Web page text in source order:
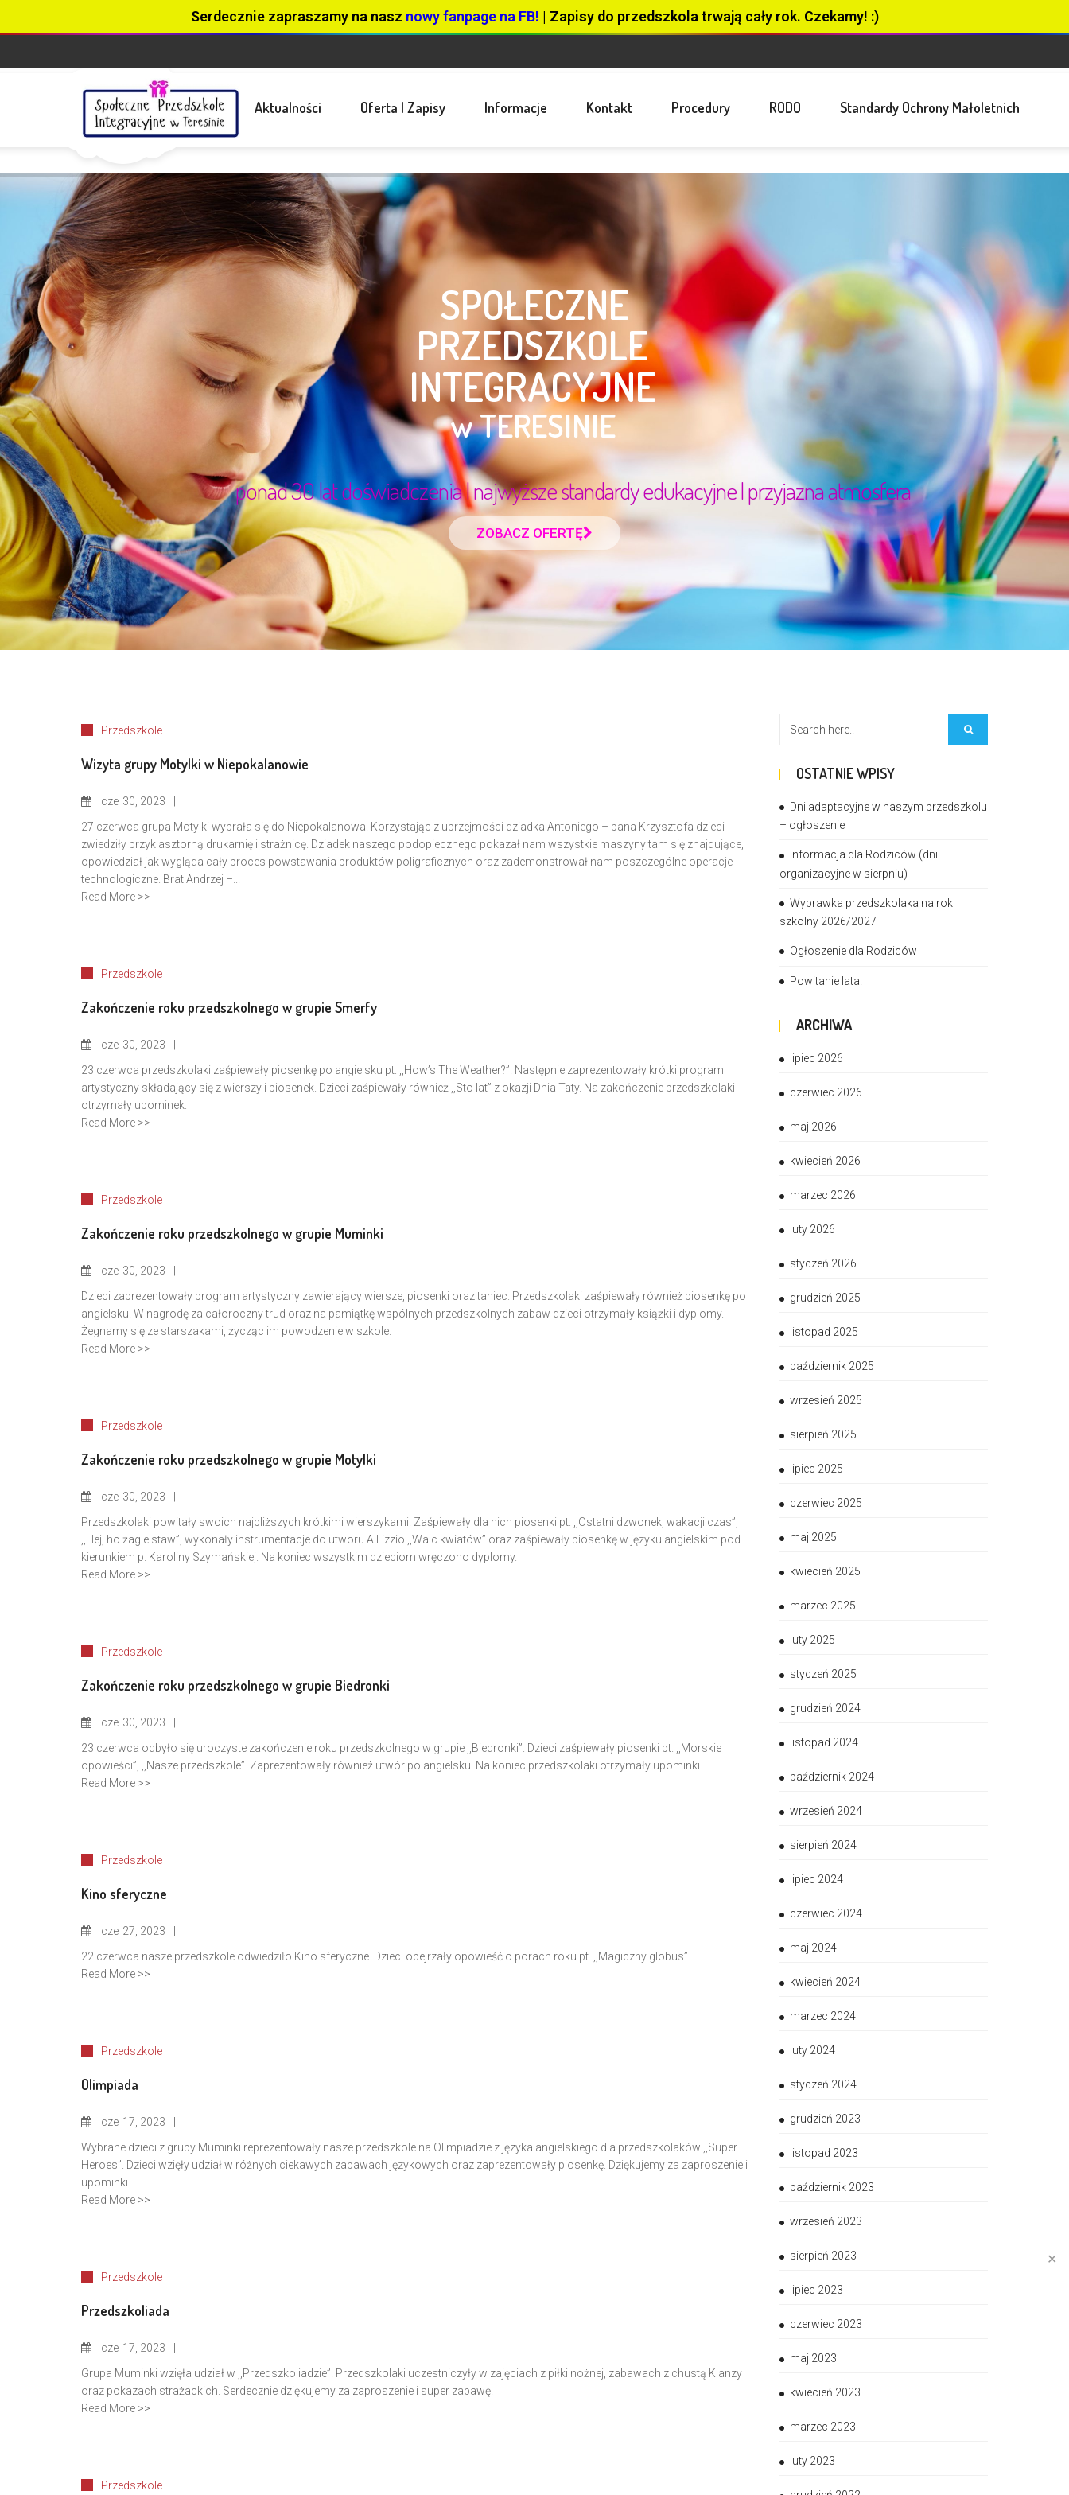
Serdecznie zapraszamy na nasz nowy fanpage na FB! | Zapisy do przedszkola trwają cały rok. Czekamy! :)
✕
Aktualności Oferta I Zapisy Informacje Kontakt Procedury RODO Standardy Ochrony Małoletnich
Przedszkole
Wizyta grupy Motylki w Niepokalanowie
cze 30, 2023
27 czerwca grupa Motylki wybrała się do Niepokalanowa. Korzystając z uprzejmości dziadka Antoniego – pana Krzysztofa dzieci
zwiedziły przyklasztorną drukarnię i strażnicę. Dziadek naszego podopiecznego pokazał nam wszystkie maszyny tam się znajdujące,
opowiedział jak wygląda cały proces powstawania produktów poligraficznych oraz zademonstrował nam poszczególne operacje
technologiczne. Brat Andrzej –...
Read More >>
Przedszkole
Zakończenie roku przedszkolnego w grupie Smerfy
cze 30, 2023
23 czerwca przedszkolaki zaśpiewały piosenkę po angielsku pt. ,,How’s The Weather?”. Następnie zaprezentowały krótki program
artystyczny składający się z wierszy i piosenek. Dzieci zaśpiewały również ,,Sto lat” z okazji Dnia Taty. Na zakończenie przedszkolaki
otrzymały upominek.
Read More >>
Przedszkole
Zakończenie roku przedszkolnego w grupie Muminki
cze 30, 2023
Dzieci zaprezentowały program artystyczny zawierający wiersze, piosenki oraz taniec. Przedszkolaki zaśpiewały również piosenkę po
angielsku. W nagrodę za całoroczny trud oraz na pamiątkę wspólnych przedszkolnych zabaw dzieci otrzymały książki i dyplomy.
Żegnamy się ze starszakami, życząc im powodzenie w szkole.
Read More >>
Przedszkole
Zakończenie roku przedszkolnego w grupie Motylki
cze 30, 2023
Przedszkolaki powitały swoich najbliższych krótkimi wierszykami. Zaśpiewały dla nich piosenki pt. ,,Ostatni dzwonek, wakacji czas”,
,,Hej, ho żagle staw”, wykonały instrumentacje do utworu A.Lizzio ,,Walc kwiatów” oraz zaśpiewały piosenkę w języku angielskim pod
kierunkiem p. Karoliny Szymańskiej. Na koniec wszystkim dzieciom wręczono dyplomy.
Read More >>
Przedszkole
Zakończenie roku przedszkolnego w grupie Biedronki
cze 30, 2023
23 czerwca odbyło się uroczyste zakończenie roku przedszkolnego w grupie ,,Biedronki”. Dzieci zaśpiewały piosenki pt. ,,Morskie
opowieści”, ,,Nasze przedszkole”. Zaprezentowały również utwór po angielsku. Na koniec przedszkolaki otrzymały upominki.
Read More >>
Przedszkole
Kino sferyczne
cze 27, 2023
22 czerwca nasze przedszkole odwiedziło Kino sferyczne. Dzieci obejrzały opowieść o porach roku pt. ,,Magiczny globus”.
Read More >>
Przedszkole
Olimpiada
cze 17, 2023
Wybrane dzieci z grupy Muminki reprezentowały nasze przedszkole na Olimpiadzie z języka angielskiego dla przedszkolaków ,,Super
Heroes”. Dzieci wzięły udział w różnych ciekawych zabawach językowych oraz zaprezentowały piosenkę. Dziękujemy za zaproszenie i
upominki.
Read More >>
Przedszkole
Przedszkoliada
cze 17, 2023
Grupa Muminki wzięła udział w ,,Przedszkoliadzie”. Przedszkolaki uczestniczyły w zajęciach z piłki nożnej, zabawach z chustą Klanzy
oraz pokazach strażackich. Serdecznie dziękujemy za zaproszenie i super zabawę.
Read More >>
Przedszkole
OSTATNIE WPISY
Dni adaptacyjne w naszym przedszkolu
– ogłoszenie
Informacja dla Rodziców (dni
organizacyjne w sierpniu)
Wyprawka przedszkolaka na rok
szkolny 2026/2027
Ogłoszenie dla Rodziców
Powitanie lata!
ARCHIWA
lipiec 2026
czerwiec 2026
maj 2026
kwiecień 2026
marzec 2026
luty 2026
styczeń 2026
grudzień 2025
listopad 2025
październik 2025
wrzesień 2025
sierpień 2025
lipiec 2025
czerwiec 2025
maj 2025
kwiecień 2025
marzec 2025
luty 2025
styczeń 2025
grudzień 2024
listopad 2024
październik 2024
wrzesień 2024
sierpień 2024
lipiec 2024
czerwiec 2024
maj 2024
kwiecień 2024
marzec 2024
luty 2024
styczeń 2024
grudzień 2023
listopad 2023
październik 2023
wrzesień 2023
sierpień 2023
lipiec 2023
czerwiec 2023
maj 2023
kwiecień 2023
marzec 2023
luty 2023